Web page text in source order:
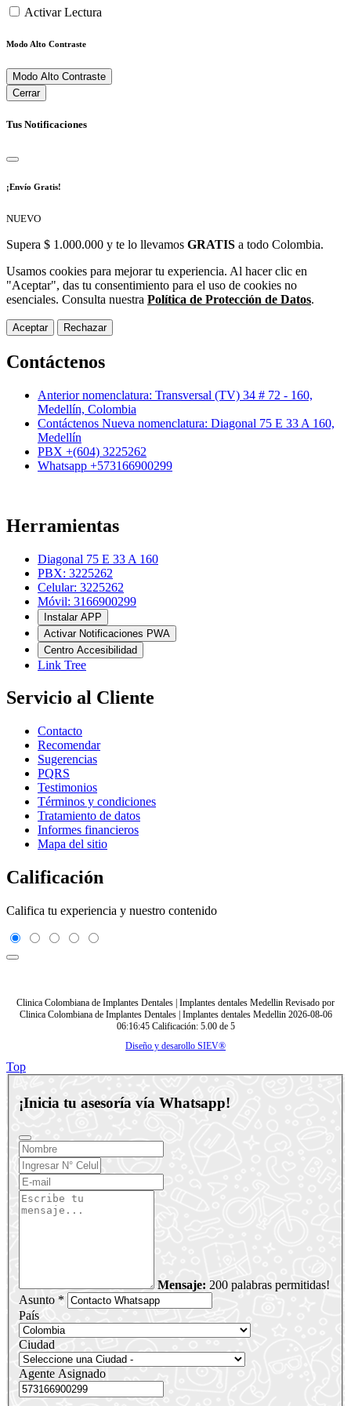
Activar Lectura
Modo Alto Contraste
Modo Alto Contraste
Cerrar
Tus Notificaciones
¡Envío Gratis!
NUEVO
Supera $ 1.000.000 y te lo llevamos GRATIS a todo Colombia.
Usamos cookies para mejorar tu experiencia. Al hacer clic en
"Aceptar", das tu consentimiento para el uso de cookies no
esenciales. Consulta nuestra Política de Protección de Datos.
Aceptar Rechazar
Contáctenos
Anterior nomenclatura: Transversal (TV) 34 # 72 - 160,
Medellín, Colombia
Contáctenos Nueva nomenclatura: Diagonal 75 E 33 A 160,
Medellín
PBX +(604) 3225262
Whatsapp +573166900299
Herramientas
Diagonal 75 E 33 A 160
PBX: 3225262
Celular: 3225262
Móvil: 3166900299
Instalar APP
Activar Notificaciones PWA
Centro Accesibilidad
Link Tree
Servicio al Cliente
Contacto
Recomendar
Sugerencias
PQRS
Testimonios
Términos y condiciones
Tratamiento de datos
Informes financieros
Mapa del sitio
Calificación
Califica tu experiencia y nuestro contenido
Clinica Colombiana de Implantes Dentales | Implantes dentales Medellin Revisado por
Clinica Colombiana de Implantes Dentales | Implantes dentales Medellin 2026-08-06
06:16:45 Calificación: 5.00 de 5
Diseño y desarollo SIEV®
Top
¡Inicia tu asesoría vía Whatsapp!
Mensaje: 200 palabras permitidas!
Asunto *
País
Ciudad
Agente Asignado